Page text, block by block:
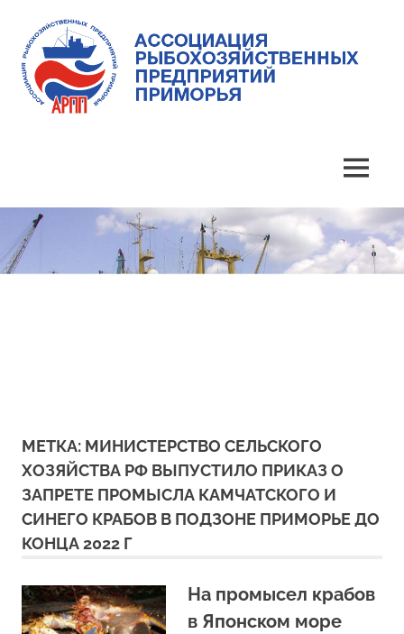
content
предприятий
Приморья
MENU
МЕТКА: МИНИСТЕРСТВО СЕЛЬСКОГО
ХОЗЯЙСТВА РФ ВЫПУСТИЛО ПРИКАЗ О
ЗАПРЕТЕ ПРОМЫСЛА КАМЧАТСКОГО И
СИНЕГО КРАБОВ В ПОДЗОНЕ ПРИМОРЬЕ ДО
КОНЦА 2022 Г
На промысел крабов
в Японском море